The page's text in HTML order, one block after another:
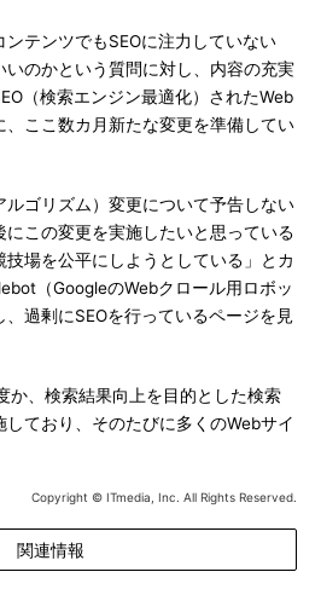
テンツでもSEOに注力していない
いのかという質問に対し、内容の充実
（検索エンジン最適化）されたWeb
ここ数カ月新たな変更を準備してい
ゴリズム）変更について予告しない
この変更を実施したいと思っている
場を公平にしようとしている」とカ
（GoogleのWebクロール用ロボッ
、過剰にSEOを行っているページを見
、検索結果向上を目的とした検索
ており、そのたびに多くのWebサイ
Copyright © ITmedia, Inc. All Rights Reserved.
関連情報